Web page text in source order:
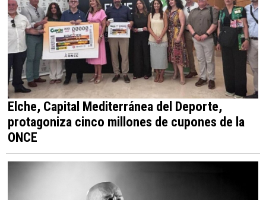
Elche, Capital Mediterránea del Deporte,
protagoniza cinco millones de cupones de la
ONCE